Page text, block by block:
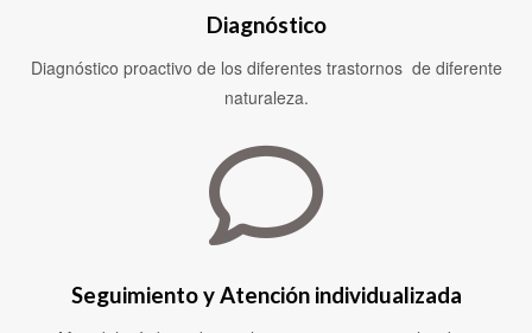
Diagnóstico
Diagnóstico proactivo de los diferentes trastornos de diferente
naturaleza.
Seguimiento y Atención individualizada